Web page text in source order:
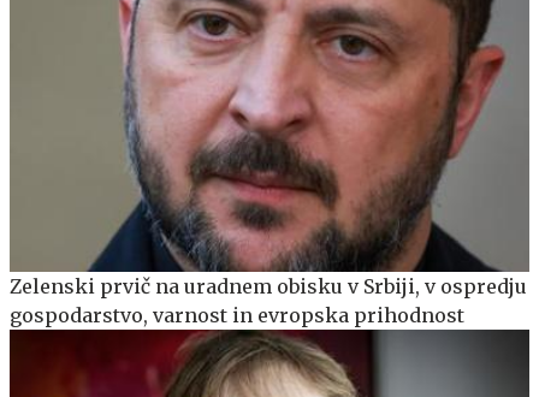
Zelenski prvič na uradnem obisku v Srbiji, v ospredju
gospodarstvo, varnost in evropska prihodnost